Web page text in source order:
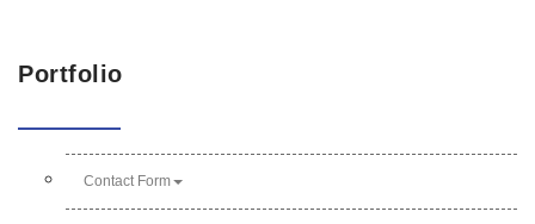
Portfolio
Contact Form